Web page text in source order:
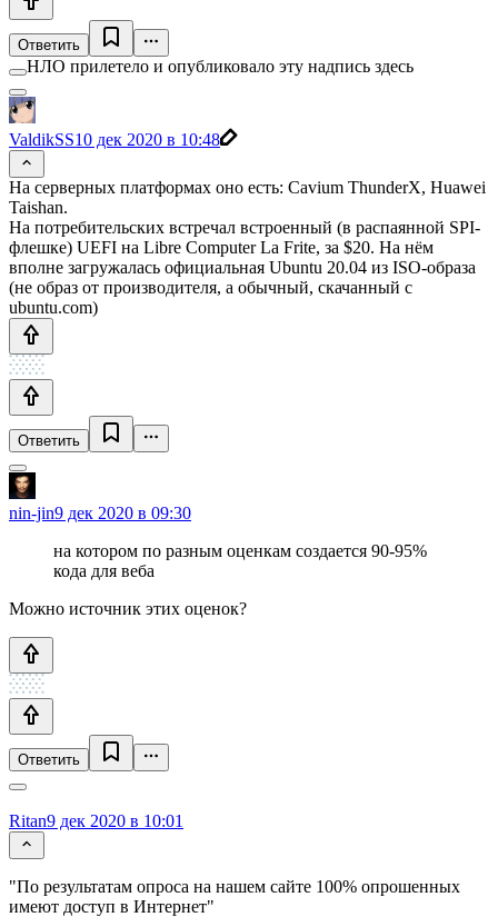
Ответить
НЛО прилетело и опубликовало эту надпись здесь
ValdikSS10 дек 2020 в 10:48
На серверных платформах оно есть: Cavium ThunderX, Huawei
Taishan.
На потребительских встречал встроенный (в распаянной SPI-
флешке) UEFI на Libre Computer La Frite, за $20. На нём
вполне загружалась официальная Ubuntu 20.04 из ISO-образа
(не образ от производителя, а обычный, скачанный с
ubuntu.com)
Ответить
nin-jin9 дек 2020 в 09:30
на котором по разным оценкам создается 90-95%
кода для веба
Можно источник этих оценок?
Ответить
Ritan9 дек 2020 в 10:01
"По результатам опроса на нашем сайте 100% опрошенных
имеют доступ в Интернет"